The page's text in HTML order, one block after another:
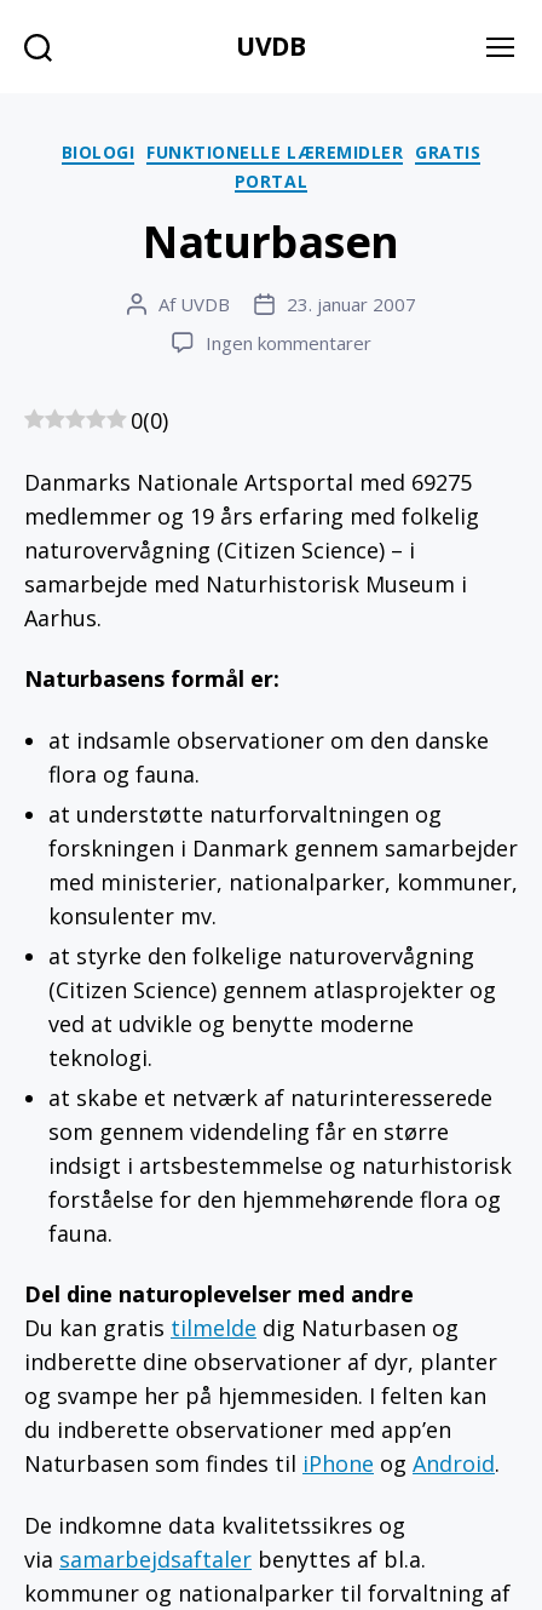
UVDB
Kategorier
BIOLOGI FUNKTIONELLE LÆREMIDLER GRATIS
PORTAL
Naturbasen
Indlægsforfatter
Af UVDB Indlægsdato
23. januar 2007
Ingen kommentarertil
0(0)
Danmarks Nationale Artsportal med 69275
medlemmer og 19 års erfaring med folkelig
naturovervågning (Citizen Science) – i
samarbejde med Naturhistorisk Museum i
Aarhus.
Naturbasens formål er:
at indsamle observationer om den danske
flora og fauna.
at understøtte naturforvaltningen og
forskningen i Danmark gennem samarbejder
med ministerier, nationalparker, kommuner,
konsulenter mv.
at styrke den folkelige naturovervågning
(Citizen Science) gennem atlasprojekter og
ved at udvikle og benytte moderne
teknologi.
at skabe et netværk af naturinteresserede
som gennem videndeling får en større
indsigt i artsbestemmelse og naturhistorisk
forståelse for den hjemmehørende flora og
fauna.
Del dine naturoplevelser med andre
Du kan gratis tilmelde dig Naturbasen og
indberette dine observationer af dyr, planter
og svampe her på hjemmesiden. I felten kan
du indberette observationer med app’en
Naturbasen som findes til iPhone og Android.
De indkomne data kvalitetssikres og
via samarbejdsaftaler benyttes af bl.a.
kommuner og nationalparker til forvaltning af